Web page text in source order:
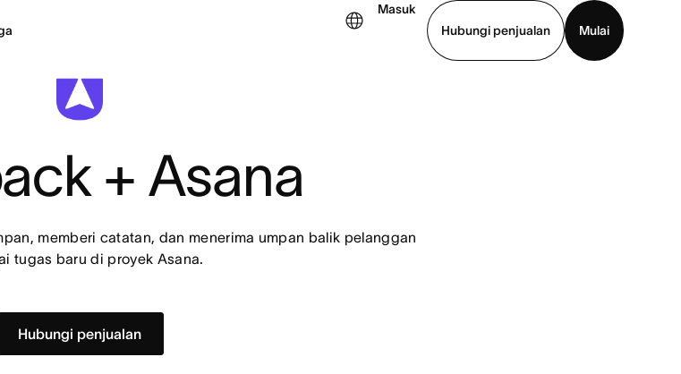
Masuk
Hubungi penjualan
Mulai
+ Asana
memberi catatan, dan menerima umpan balik pelanggan
tugas baru di proyek Asana.
Hubungi penjualan